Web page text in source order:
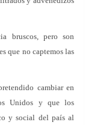
bruscos, pero son
que no captemos las
cambiar en
Unidos y que los
y social del país al